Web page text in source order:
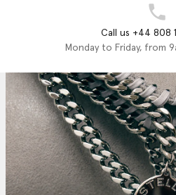
Call us +44 808
Monday to Friday, from